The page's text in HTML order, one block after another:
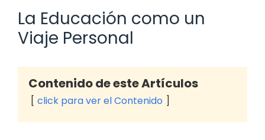
La Educación como un
Viaje Personal
Contenido de este Artículos
click para ver el Contenido